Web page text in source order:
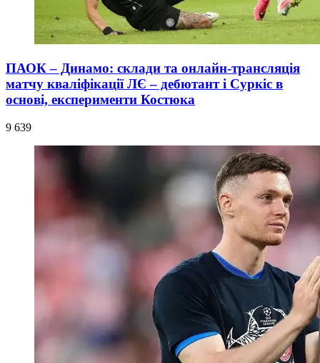
ПАОК – Динамо: склади та онлайн-трансляція
матчу кваліфікації ЛЄ – дебютант і Суркіс в
основі, експерименти Костюка
9 639